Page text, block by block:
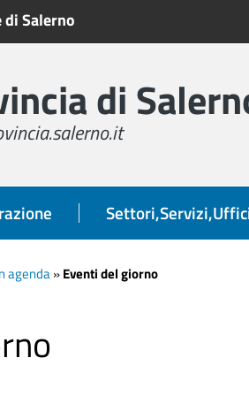
di Salerno
di
agenda»Eventi del giorno